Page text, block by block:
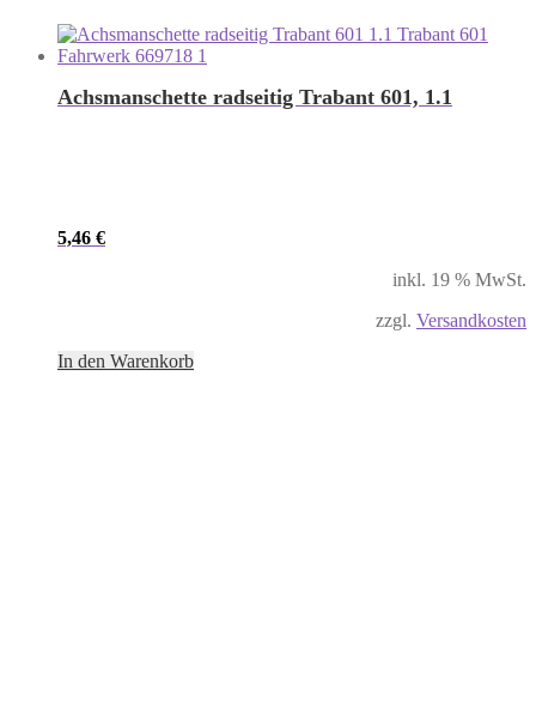
Achsmanschette radseitig Trabant 601, 1.1
5,46 €
inkl. 19 % MwSt.
zzgl. Versandkosten
In den Warenkorb